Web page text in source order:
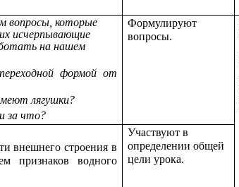
вопросы, которые
исчерпывающие
на нашем
формой от
лягушки?
за что?
Формулируют
вопросы.
внешнего строения в
признаков водного
Участвуют в
определении общей
цели урока.